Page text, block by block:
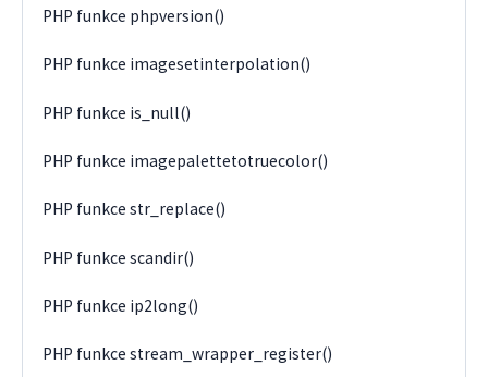
PHP funkce phpversion()
PHP funkce imagesetinterpolation()
PHP funkce is_null()
PHP funkce imagepalettetotruecolor()
PHP funkce str_replace()
PHP funkce scandir()
PHP funkce ip2long()
PHP funkce stream_wrapper_register()